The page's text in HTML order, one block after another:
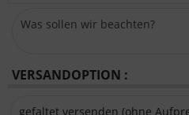
VERSANDOPTION :